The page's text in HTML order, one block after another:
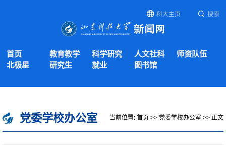
科大主页 搜索
首页 教育教学 科学研究 人文社科
师资队伍
北极星
研究生 就业 图书馆
党委学校办公室 当前位置: 首页 >> 党委学校办公室 >> 正文